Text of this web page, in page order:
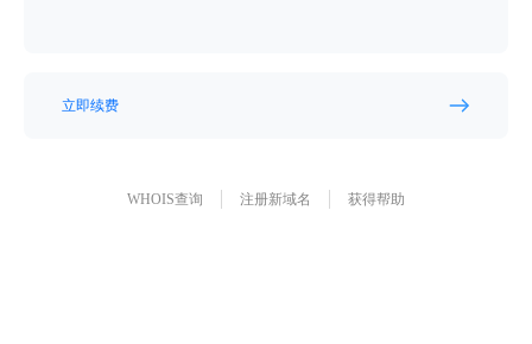
立即续费
WHOIS查询 注册新域名 获得帮助